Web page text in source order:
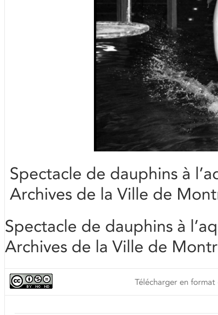
Spectacle de dauphins à
Archives de la Ville de
Spectacle de dauphins à
Archives de la Ville de
Télécharger en